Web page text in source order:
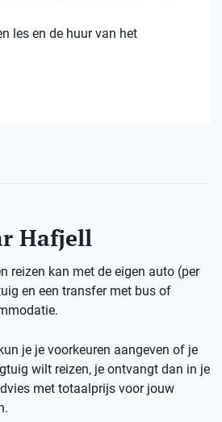
les en de huur van het
Hafjell
reizen kan met de eigen auto (per
en een transfer met bus of
je je voorkeuren aangeven of je
wilt reizen, je ontvangt dan in je
met totaalprijs voor jouw